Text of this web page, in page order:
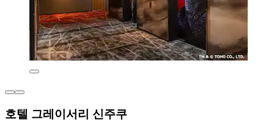
호텔 그레이서리 신주쿠